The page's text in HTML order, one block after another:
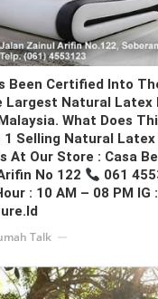
Been Certified Into
Largest Natural Latex
What Does
1 Selling Natural
At Our Store : Casa
No 122
061
: 10 AM – 08 PM IG :
Talk